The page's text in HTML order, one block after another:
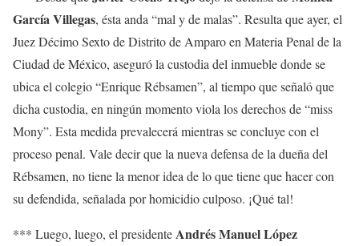
García Villegas, ésta anda “mal y de malas”. Resulta que ayer, el
Juez Décimo Sexto de Distrito de Amparo en Materia Penal de la
Ciudad de México, aseguró la custodia del inmueble donde se
ubica el colegio “Enrique Rébsamen”, al tiempo que señaló que
dicha custodia, en ningún momento viola los derechos de “miss
Mony”. Esta medida prevalecerá mientras se concluye con el
proceso penal. Vale decir que la nueva defensa de la dueña del
Rébsamen, no tiene la menor idea de lo que tiene que hacer con
su defendida, señalada por homicidio culposo. ¡Qué tal!
*** Luego, luego, el presidenteAndrés Manuel López